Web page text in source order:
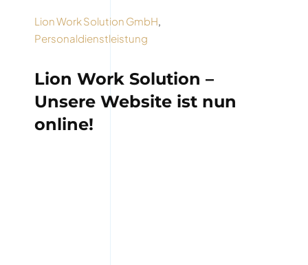
Lion Work Solution GmbH
Personaldienstleistung
Lion Work Solution –
Unsere Website ist nun
online!